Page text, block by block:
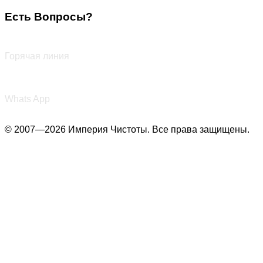
Есть Вопросы?
Горячая линия
Whats App
© 2007—2026 Империя Чистоты. Все права защищены.